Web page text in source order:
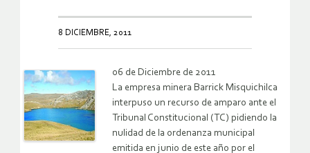
8 DICIEMBRE, 2011
06 de Diciembre de 2011
La empresa minera Barrick Misquichilca
interpuso un recurso de amparo ante el
Tribunal Constitucional (TC) pidiendo la
nulidad de la ordenanza municipal
emitida en junio de este año por el